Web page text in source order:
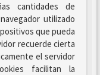
cantidades de
utilizado
que pueda
recuerde cierta
el servidor
facilitan la